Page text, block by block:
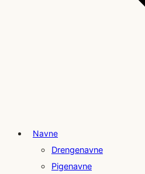
Navne
Drengenavne
Pigenavne